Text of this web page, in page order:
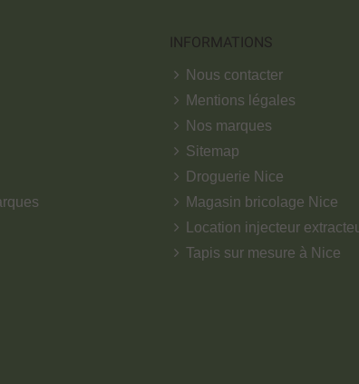
INFORMATIONS
Nous contacter
Mentions légales
Nos marques
Sitemap
Droguerie Nice
Magasin bricolage Nice
Location injecteur
Tapis sur mesure à Nice